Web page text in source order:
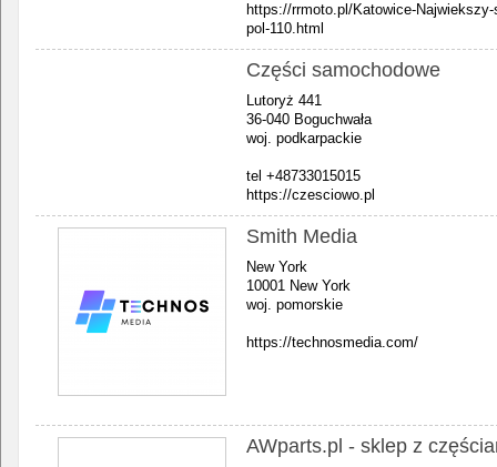
https://rrmoto.pl/Katowice-
pol-110.html
Części samochodowe
Lutoryż 441
36-040 Boguchwała
woj. podkarpackie
tel +48733015015
https://czesciowo.pl
Smith Media
New York
10001 New York
woj. pomorskie
https://technosmedia.com/
AWparts.pl - sklep z